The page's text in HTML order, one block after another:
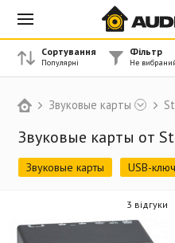
Звуковые карты
Звуковые карты от
Звуковые карты
USB-
3 відгуки
Сортування Фільтр